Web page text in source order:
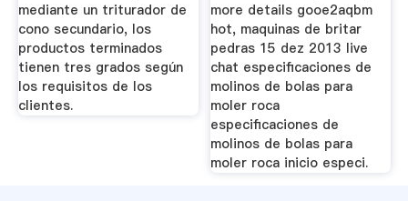
mediante un triturador de
cono secundario, los
productos terminados
tienen tres grados según
los requisitos de los
clientes.
more details gooe2aqbm
hot, maquinas de britar
pedras 15 dez 2013 live
chat especificaciones de
molinos de bolas para
moler roca
especificaciones de
molinos de bolas para
moler roca inicio especi.